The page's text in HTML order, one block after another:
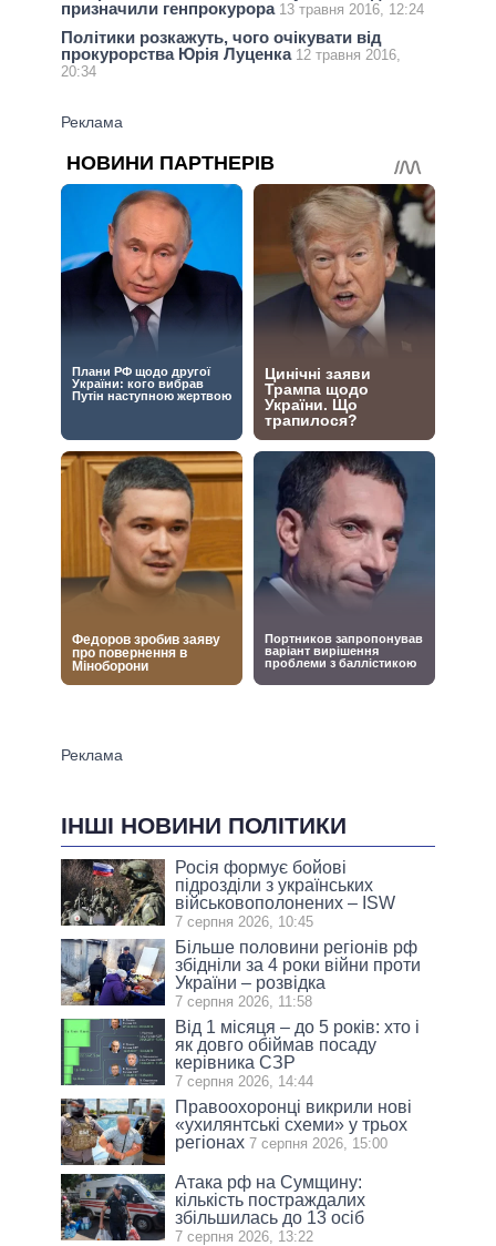
призначили генпрокурора 13 травня 2016, 12:24
Політики розкажуть, чого очікувати від
прокурорства Юрія Луценка 12 травня 2016,
20:34
ІНШІ НОВИНИ ПОЛІТИКИ
Росія формує бойові
підрозділи з українських
військовополонених – ISW
7 серпня 2026, 10:45
Більше половини регіонів рф
збідніли за 4 роки війни проти
України – розвідка
7 серпня 2026, 11:58
Від 1 місяця – до 5 років: хто і
як довго обіймав посаду
керівника СЗР
7 серпня 2026, 14:44
Правоохоронці викрили нові
«ухилянтські схеми» у трьох
регіонах 7 серпня 2026, 15:00
Атака рф на Сумщину:
кількість постраждалих
збільшилась до 13 осіб
7 серпня 2026, 13:22